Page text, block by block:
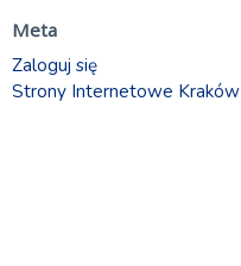
Meta
Zaloguj się
Strony Internetowe Kraków